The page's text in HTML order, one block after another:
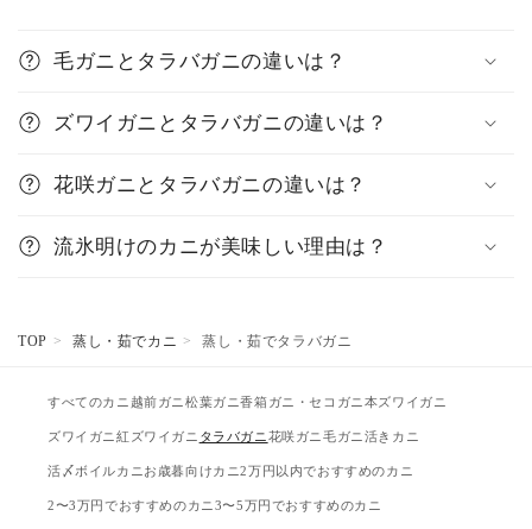
毛ガニとタラバガニの違いは？
ズワイガニとタラバガニの違いは？
花咲ガニとタラバガニの違いは？
流氷明けのカニが美味しい理由は？
TOP 蒸し・茹でカニ 蒸し・茹でタラバガニ
すべてのカニ 越前ガニ松葉ガニ香箱ガニ・セコガニ 本ズワイガニ
ズワイガニ 紅ズワイガニ タラバガニ 花咲ガニ毛ガニ 活きカニ
活〆ボイルカニ お歳暮向けカニ2万円以内でおすすめのカニ
2〜3万円でおすすめのカニ 3〜5万円でおすすめのカニ